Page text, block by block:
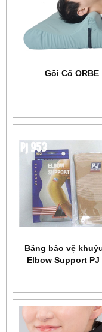
Gối Cổ ORBE
Băng bảo vệ
Elbow Support PJ